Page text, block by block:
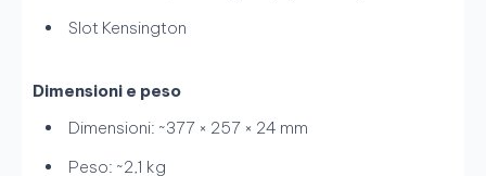
Slot Kensington
Dimensioni e peso
Dimensioni: ~377 × 257 × 24 mm
Peso: ~2,1 kg